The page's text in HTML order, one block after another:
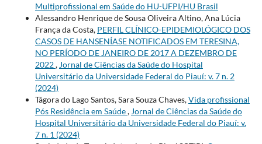
Multiprofissional em Saúde do HU-UFPI/HU Brasil
Alessandro Henrique de Sousa Oliveira Altino, Ana Lúcia
França da Costa, PERFIL CLÍNICO-EPIDEMIOLÓGICO DOS
CASOS DE HANSENÍASE NOTIFICADOS EM TERESINA,
NO PERÍODO DE JANEIRO DE 2017 A DEZEMBRO DE
2022, Jornal de Ciências da Saúde do Hospital
Universitário da Universidade Federal do Piauí: v. 7 n. 2
(2024)
Tágora do Lago Santos, Sara Souza Chaves,Vida profissional
Pós Residência em Saúde, Jornal de Ciências da Saúde do
Hospital Universitário da Universidade Federal do Piauí: v.
7 n. 1 (2024)